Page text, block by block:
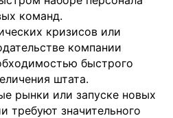
команд.
кризисов или
компании
быстрого
штата.
рынки или запуске новых
требуют значительного